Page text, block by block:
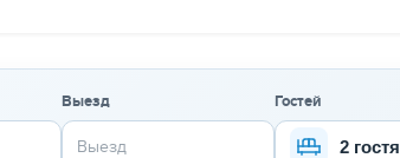
Выезд Гостей
2 гостя